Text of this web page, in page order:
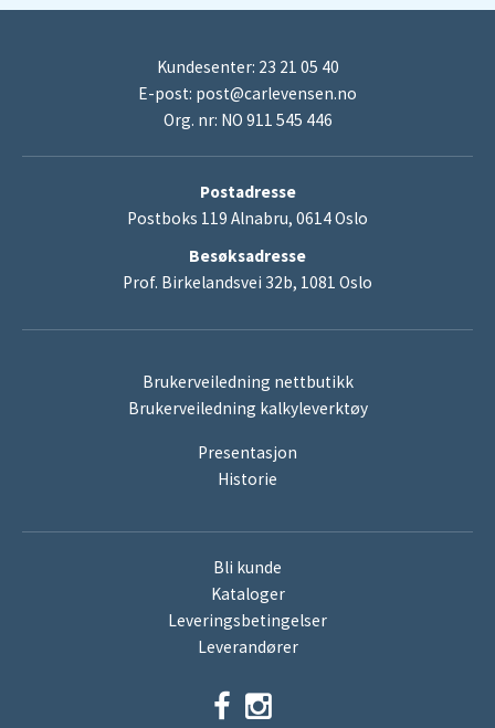
Kundesenter: 23 21 05 40
E-post: post@carlevensen.no
Org. nr: NO 911 545 446
Postadresse
Postboks 119 Alnabru, 0614 Oslo
Besøksadresse
Prof. Birkelandsvei 32b, 1081 Oslo
Brukerveiledning nettbutikk
Brukerveiledning kalkyleverktøy
Presentasjon
Historie
Bli kunde
Kataloger
Leveringsbetingelser
Leverandører